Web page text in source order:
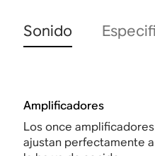
Sonido
Amplificadores
Los once
ajustan perfectamente